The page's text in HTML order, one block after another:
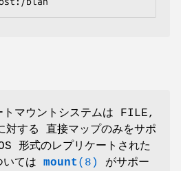
トマウントシステムは FILE,
する 直接マップのみをサポ
形式のレプリケートされた
いては mount (8)
がサポー